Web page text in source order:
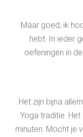
Maar goed, ik
hebt. In ieder
oefeningen in
Het zijn bijna
Yoga traditie.
minuten. Mocht je